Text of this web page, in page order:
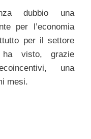
dubbio una
per l’economia
per il settore
visto, grazie
una
mesi.